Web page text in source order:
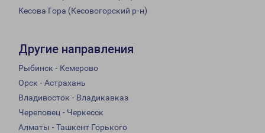
Кесова Гора (Кесовогорский р-н)
Другие направления
Рыбинск - Кемерово
Орск - Астрахань
Владивосток - Владикавказ
Череповец - Черкесск
Алматы - Ташкент Горького